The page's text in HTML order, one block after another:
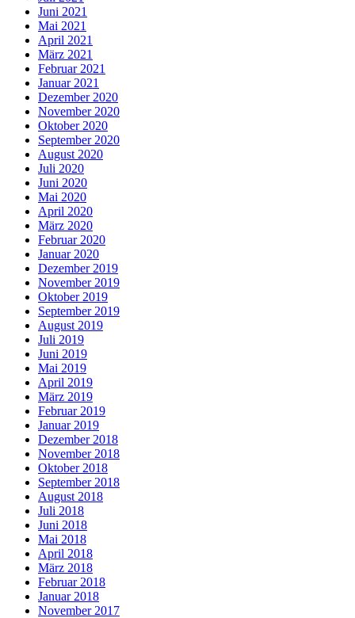
Juni 2021
Mai 2021
April 2021
März 2021
Februar 2021
Januar 2021
Dezember 2020
November 2020
Oktober 2020
September 2020
August 2020
Juli 2020
Juni 2020
Mai 2020
April 2020
März 2020
Februar 2020
Januar 2020
Dezember 2019
November 2019
Oktober 2019
September 2019
August 2019
Juli 2019
Juni 2019
Mai 2019
April 2019
März 2019
Februar 2019
Januar 2019
Dezember 2018
November 2018
Oktober 2018
September 2018
August 2018
Juli 2018
Juni 2018
Mai 2018
April 2018
März 2018
Februar 2018
Januar 2018
November 2017